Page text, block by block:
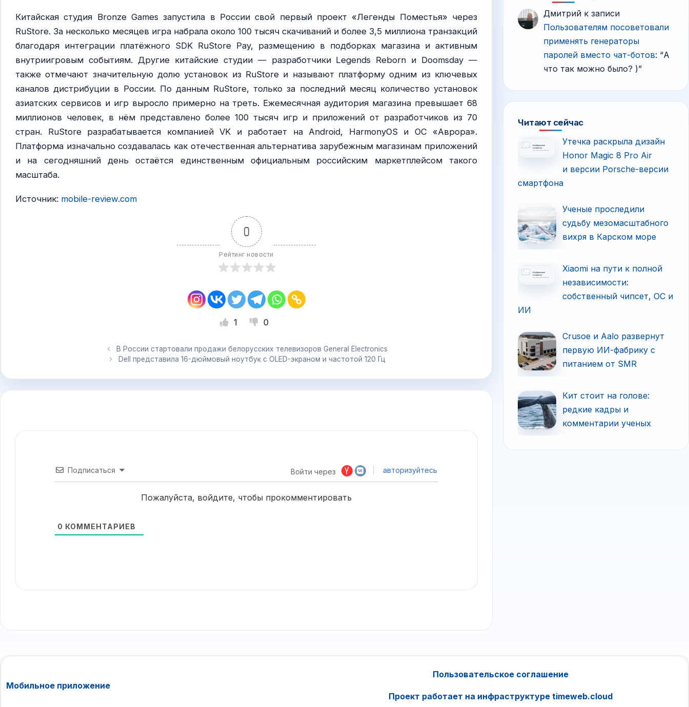
Китайская студия Bronze Games запустила в России свой первый проект «Легенды Поместья» через
RuStore. За несколько месяцев игра набрала около 100 тысяч скачиваний и более 3,5 миллиона транзакций
благодаря интеграции платёжного SDK RuStore Pay, размещению в подборках магазина и активным
внутриигровым событиям. Другие китайские студии — разработчики Legends Reborn и Doomsday —
также отмечают значительную долю установок из RuStore и называют платформу одним из ключевых
каналов дистрибуции в России. По данным RuStore, только за последний месяц количество установок
азиатских сервисов и игр выросло примерно на треть. Ежемесячная аудитория магазина превышает 68
миллионов человек, в нём представлено более 100 тысяч игр и приложений от разработчиков из 70
стран. RuStore разрабатывается компанией VK и работает на Android, HarmonyOS и ОС «Аврора».
Платформа изначально создавалась как отечественная альтернатива зарубежным магазинам приложений
и на сегодняшний день остаётся единственным официальным российским маркетплейсом такого
масштаба.
Источник: mobile-review.com
0
Рейтинг новости
1 0
В России стартовали продажи белорусских телевизоров General Electronics
Dell представила 16-дюймовый ноутбук с OLED-экраном и частотой 120 Гц
Подписаться Войти через авторизуйтесь
Пожалуйста, войдите, чтобы прокомментировать
0 КОММЕНТАРИЕВ
Дмитрий к записи
Пользователям посоветовали
применять генераторы
паролей вместо чат-ботов: “А
что так можно было? )”
Читают сейчас
Утечка раскрыла дизайн
Honor Magic 8 Pro Air
и версии Porsche-версии
смартфона
Ученые проследили
судьбу мезомасштабного
вихря в Карском море
Xiaomi на пути к полной
независимости:
собственный чипсет, ОС и
ИИ
Crusoe и Aalo развернут
первую ИИ-фабрику с
питанием от SMR
Кит стоит на голове:
редкие кадры и
комментарии ученых
Мобильное приложение
Пользовательское соглашение
Проект работает на инфраструктуре timeweb.cloud